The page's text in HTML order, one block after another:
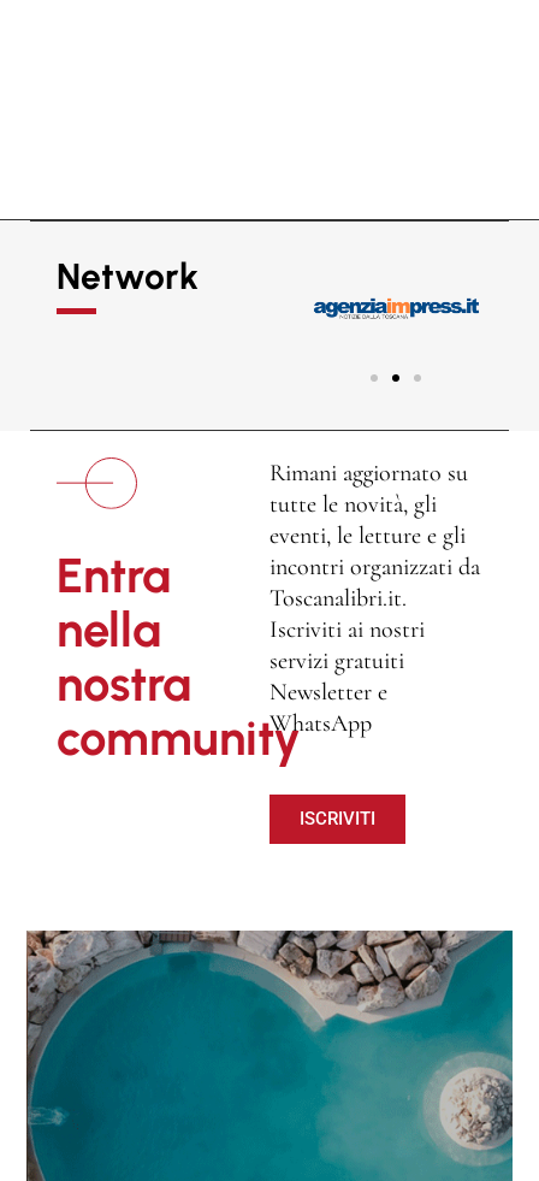
Network
Entra
nella
nostra
community
Rimani aggiornato su
tutte le novità, gli
eventi, le letture e gli
incontri organizzati da
Toscanalibri.it.
Iscriviti ai nostri
servizi gratuiti
Newsletter e
WhatsApp
ISCRIVITI